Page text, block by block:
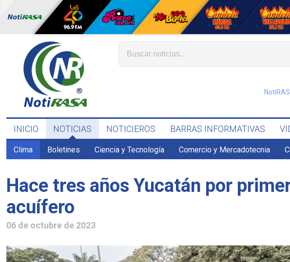
INICIO NOTICIAS NOTICIEROS BARRAS INFORMATIVAS
Clima Boletines Ciencia y Tecnología Comercio y Mercadotecnia
Hace tres años Yucatán por
acuífero
06 de octubre de 2023